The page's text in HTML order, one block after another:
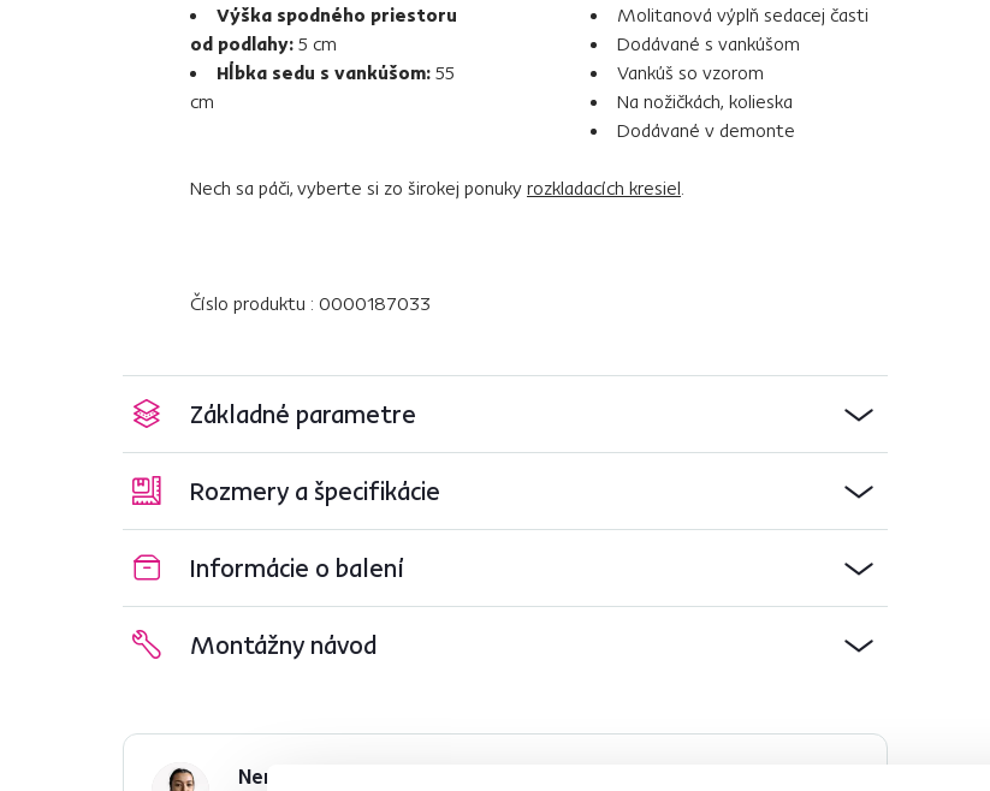
Výška spodného priestoru
od podlahy: 5 cm
Hĺbka sedu s vankúšom: 55
cm
Molitanová výplň sedacej časti
Dodávané s vankúšom
Vankúš so vzorom
Na nožičkách, kolieska
Dodávané v demonte
Nech sa páči, vyberte si zo širokej ponuky rozkladacích kresiel
Číslo produktu : 0000187033
Základné parametre
Rozmery a špecifikácie
Informácie o balení
Montážny návod
Nenašli ste požadované informácie?